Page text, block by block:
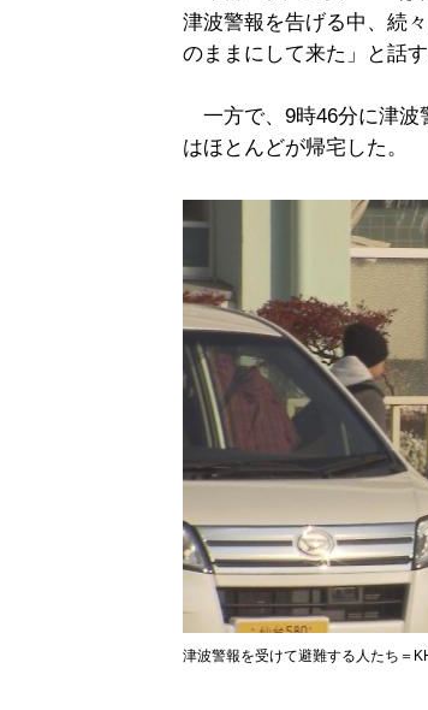
津波警報を告げる中、続
のままにして来た」と話す
一方で、9時46分に津波
はほとんどが帰宅した。
津波警報を受けて避難する人たち＝